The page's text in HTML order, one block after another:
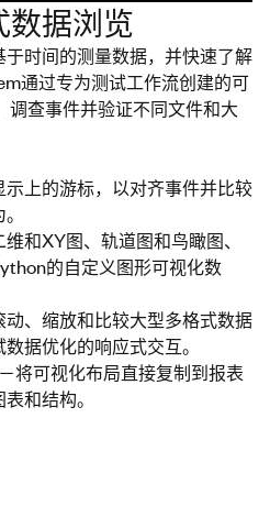
数据浏览
时间的测量数据，并快速了解
通过专为测试工作流创建的可
调查事件并验证不同文件和大
上的游标，以对齐事件并比较
和XY图、轨道图和鸟瞰图、
的自定义图形可视化数
、缩放和比较大型多格式数据
据优化的响应式交互。
将可视化布局直接复制到报表
和结构。